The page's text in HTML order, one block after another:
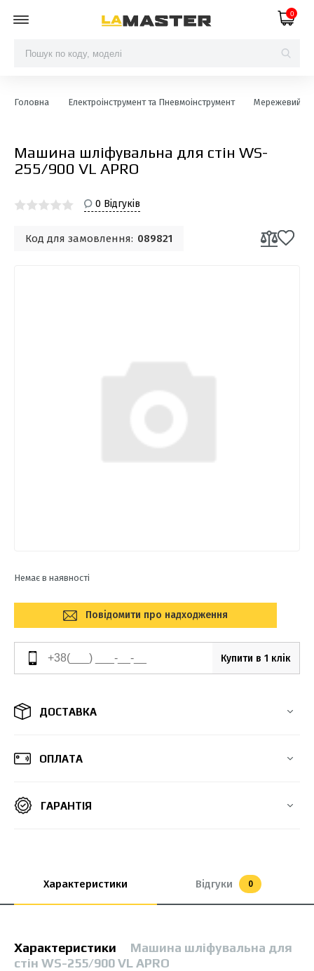
0
Головна Електроінструмент та Пневмоінструмент Мережевий
Машина шліфувальна для стін WS-
255/900 VL APRO
0 Відгуків
Код для замовлення: 089821
Немає в наявності
Повідомити про надходження
Купити в 1 клік
ДОСТАВКА
ОПЛАТА
ГАРАНТІЯ
Характеристики Відгуки 0
Характеристики
Машина шліфувальна для
стін WS-255/900 VL APRO